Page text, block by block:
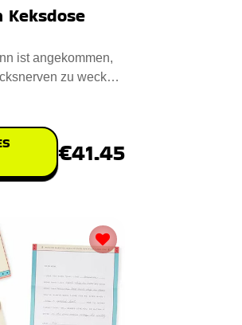
Keksdose
ist angekommen,
zu wecken.
€41.45